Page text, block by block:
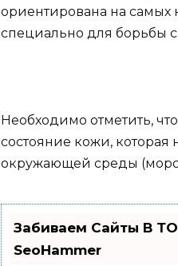
ориентирована на самых
специально для борьбы
Необходимо отметить,
состояние кожи, которая
окружающей среды
Забиваем Сайты В
SeoHammer